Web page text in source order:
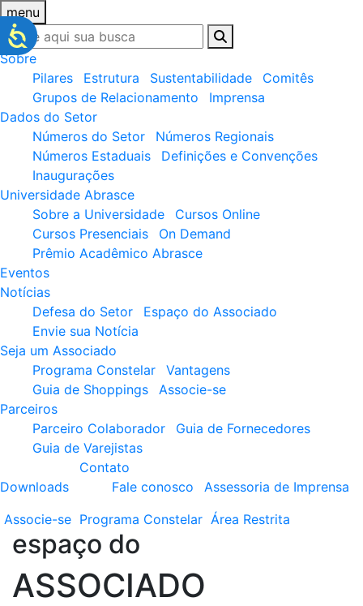
menu
Sobre
Pilares
Estrutura Sustentabilidade
Comitês
Grupos de Relacionamento
Imprensa
Dados do Setor
Números do Setor
Números Regionais
Números Estaduais
Definições e Convenções
Inaugurações
Universidade Abrasce
Sobre a Universidade
Cursos Online
Cursos Presenciais
On Demand
Prêmio Acadêmico Abrasce
Eventos
Notícias
Defesa do Setor
Espaço do Associado
Envie sua Notícia
Seja um Associado
Programa Constelar
Vantagens
Guia de Shoppings
Associe-se
Parceiros
Parceiro Colaborador
Guia de Fornecedores
Guia de Varejistas
Downloads
Contato
Fale conosco
Assessoria de Imprensa
Associe-se Programa Constelar Área Restrita
espaço do
ASSOCIADO